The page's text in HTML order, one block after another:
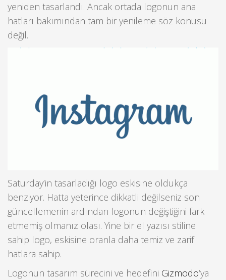
yeniden tasarlandı. Ancak ortada logonun ana
hatları bakımından tam bir yenileme söz konusu
değil.
Saturday’in tasarladığı logo eskisine oldukça
benziyor. Hatta yeterince dikkatli değilseniz son
güncellemenin ardından logonun değiştiğini fark
etmemiş olmanız olası. Yine bir el yazısı stiline
sahip logo, eskisine oranla daha temiz ve zarif
hatlara sahip.
Logonun tasarım sürecini ve hedefini Gizmodo‘ya